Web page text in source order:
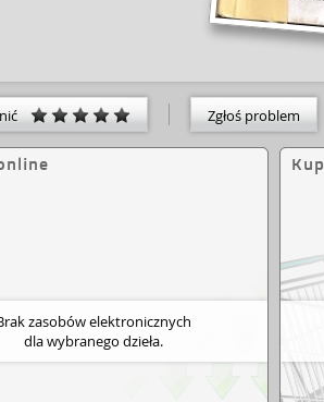
asertywności.Roderick
i psychoterapeuta.
Zgłoś problem
zasobów elektronicznych
dla wybranego dzieła.
Kup